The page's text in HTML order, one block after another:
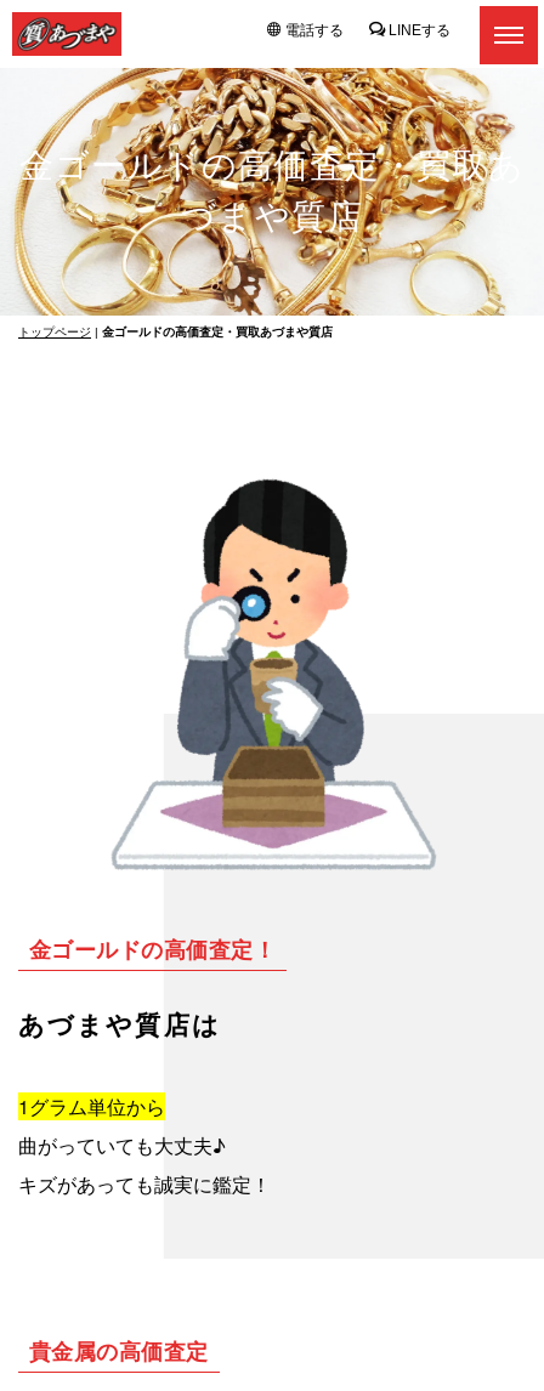
電話する LINEする
金ゴールドの高価査定・買取あ
づまや質店
トップページ | 金ゴールドの高価査定・買取あづまや質店
金ゴールドの高価査定！
あづまや質店は
1グラム単位から
曲がっていても大丈夫♪
キズがあっても誠実に鑑定！
貴金属の高価査定